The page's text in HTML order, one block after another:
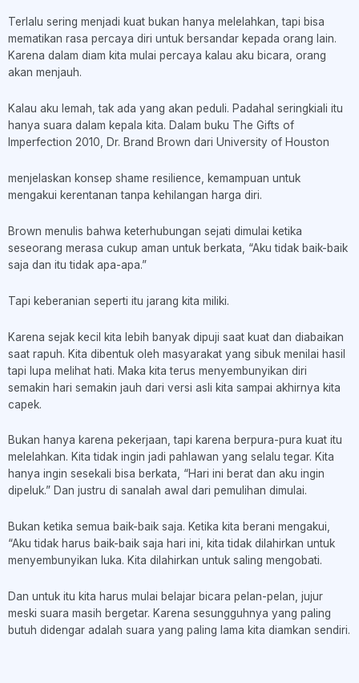
Terlalu sering menjadi kuat bukan hanya melelahkan, tapi bisa
mematikan rasa percaya diri untuk bersandar kepada orang lain.
Karena dalam diam kita mulai percaya kalau aku bicara, orang
akan menjauh.
Kalau aku lemah, tak ada yang akan peduli. Padahal seringkiali itu
hanya suara dalam kepala kita. Dalam buku The Gifts of
Imperfection 2010, Dr. Brand Brown dari University of Houston
menjelaskan konsep shame resilience, kemampuan untuk
mengakui kerentanan tanpa kehilangan harga diri.
Brown menulis bahwa keterhubungan sejati dimulai ketika
seseorang merasa cukup aman untuk berkata, “Aku tidak baik-baik
saja dan itu tidak apa-apa.”
Tapi keberanian seperti itu jarang kita miliki.
Karena sejak kecil kita lebih banyak dipuji saat kuat dan diabaikan
saat rapuh. Kita dibentuk oleh masyarakat yang sibuk menilai hasil
tapi lupa melihat hati. Maka kita terus menyembunyikan diri
semakin hari semakin jauh dari versi asli kita sampai akhirnya kita
capek.
Bukan hanya karena pekerjaan, tapi karena berpura-pura kuat itu
melelahkan. Kita tidak ingin jadi pahlawan yang selalu tegar. Kita
hanya ingin sesekali bisa berkata, “Hari ini berat dan aku ingin
dipeluk.” Dan justru di sanalah awal dari pemulihan dimulai.
Bukan ketika semua baik-baik saja. Ketika kita berani mengakui,
“Aku tidak harus baik-baik saja hari ini, kita tidak dilahirkan untuk
menyembunyikan luka. Kita dilahirkan untuk saling mengobati.
Dan untuk itu kita harus mulai belajar bicara pelan-pelan, jujur
meski suara masih bergetar. Karena sesungguhnya yang paling
butuh didengar adalah suara yang paling lama kita diamkan sendiri.